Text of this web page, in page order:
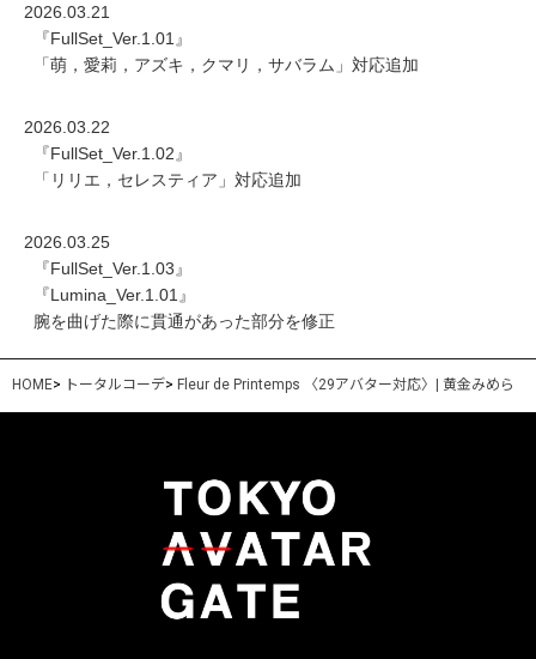
2026.03.21
『FullSet_Ver.1.01』
「萌，愛莉，アズキ，クマリ，サバラム」対応追加
2026.03.22
『FullSet_Ver.1.02』
「リリエ，セレスティア」対応追加
2026.03.25
『FullSet_Ver.1.03』
『Lumina_Ver.1.01』
腕を曲げた際に貫通があった部分を修正
HOME> トータルコーデ> Fleur de Printemps 〈29アバター対応〉| 黄金みめら